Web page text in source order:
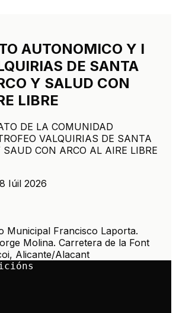
AUTONOMICO Y I
DE SANTA
Y SALUD CON
LIBRE
DE LA COMUNIDAD
VALQUIRIAS DE SANTA
CON ARCO AL AIRE LIBRE
Iúil 2026
Municipal Francisco Laporta.
Molina. Carretera de la Font
Alicante/Alacant